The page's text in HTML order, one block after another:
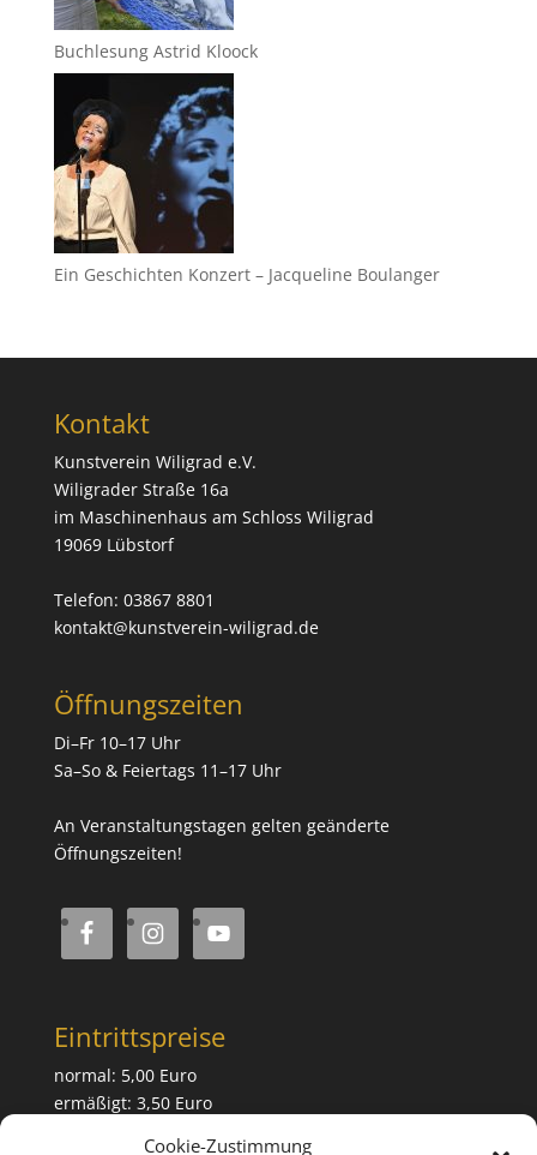
Cookie-Zustimmung
Buchlesung Astrid Kloock
Ein Geschichten Konzert – Jacqueline Boulanger
Kontakt
Kunstverein Wiligrad e.V.
Wiligrader Straße 16a
im Maschinenhaus am Schloss Wiligrad
19069 Lübstorf
Telefon: 03867 8801
kontakt@kunstverein-wiligrad.de
Öffnungszeiten
Di–Fr 10–17 Uhr
Sa–So & Feiertags 11–17 Uhr
An Veranstaltungstagen gelten geänderte
Öffnungszeiten!
Eintrittspreise
normal: 5,00 Euro
ermäßigt: 3,50 Euro